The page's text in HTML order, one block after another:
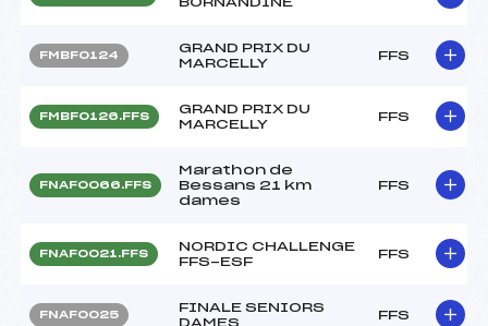
FMBF0124
GRAND PRIX DU
MARCELLY
FFS
FMBF0126.FFS
GRAND PRIX DU
MARCELLY
FFS
FNAF0066.FFS
Marathon de
Bessans 21 km
dames
FFS
FNAF0021.FFS
NORDIC CHALLENGE
FFS-ESF
FFS
FNAF0025
FINALE SENIORS
DAMES
FFS